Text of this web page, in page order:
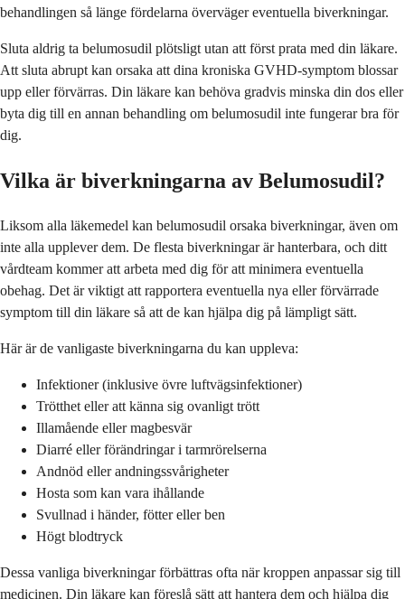
behandlingen så länge fördelarna överväger eventuella biverkningar.
Sluta aldrig ta belumosudil plötsligt utan att först prata med din läkare.
Att sluta abrupt kan orsaka att dina kroniska GVHD-symptom blossar
upp eller förvärras. Din läkare kan behöva gradvis minska din dos eller
byta dig till en annan behandling om belumosudil inte fungerar bra för
dig.
Vilka är biverkningarna av Belumosudil?
Liksom alla läkemedel kan belumosudil orsaka biverkningar, även om
inte alla upplever dem. De flesta biverkningar är hanterbara, och ditt
vårdteam kommer att arbeta med dig för att minimera eventuella
obehag. Det är viktigt att rapportera eventuella nya eller förvärrade
symptom till din läkare så att de kan hjälpa dig på lämpligt sätt.
Här är de vanligaste biverkningarna du kan uppleva:
Infektioner (inklusive övre luftvägsinfektioner)
Trötthet eller att känna sig ovanligt trött
Illamående eller magbesvär
Diarré eller förändringar i tarmrörelserna
Andnöd eller andningssvårigheter
Hosta som kan vara ihållande
Svullnad i händer, fötter eller ben
Högt blodtryck
Dessa vanliga biverkningar förbättras ofta när kroppen anpassar sig till
medicinen. Din läkare kan föreslå sätt att hantera dem och hjälpa dig